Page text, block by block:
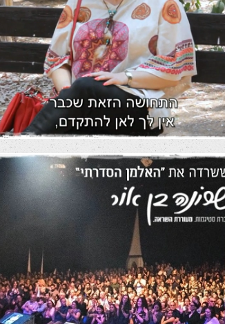
הסיפור של אריאלה
סרטי שיווק לרשתות חברתיות סרטי תדמית
פרומו שיווקי לקורס דיגיטלי
סרטי שיווק לרשתות חברתיות סרטי תדמית